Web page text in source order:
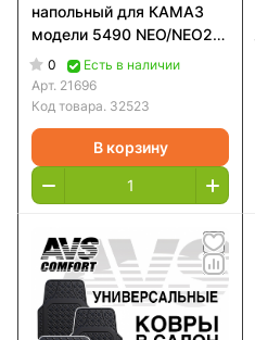
напольный для КАМАЗ
модели 5490 NEO/NEO2
Автомат (Бежевый)
0
Есть в наличии
Арт. 21696
Код товара. 32523
В корзину